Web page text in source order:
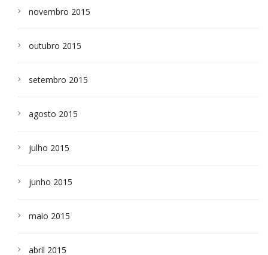
novembro 2015
outubro 2015
setembro 2015
agosto 2015
julho 2015
junho 2015
maio 2015
abril 2015